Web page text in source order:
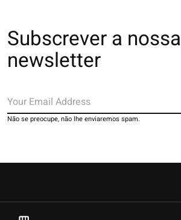
Subscrever a nossa
newsletter
Não se preocupe, não lhe enviaremos spam.